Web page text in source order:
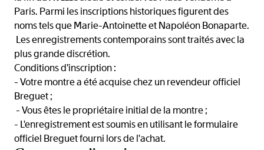
Paris. Parmi les inscriptions historiques figurent des
noms tels que Marie-Antoinette et Napoléon Bonaparte.
Les enregistrements contemporains sont traités avec la
plus grande discrétion.
Conditions d’inscription :
- Votre montre a été acquise chez un revendeur officiel
Breguet ;
- Vous êtes le propriétaire initial de la montre ;
- L'enregistrement est soumis en utilisant le formulaire
officiel Breguet fourni lors de l'achat.